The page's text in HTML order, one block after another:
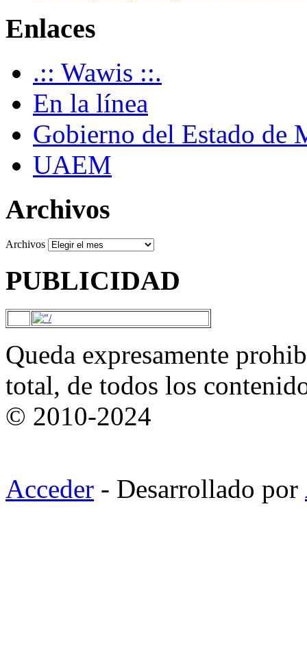
Enlaces
.:: Wawis ::.
En la línea
Gobierno del Estado de
UAEM
Archivos
Archivos
PUBLICIDAD
Queda expresamente
total, de todos los
© 2010-2024
Acceder - Desarrollado por